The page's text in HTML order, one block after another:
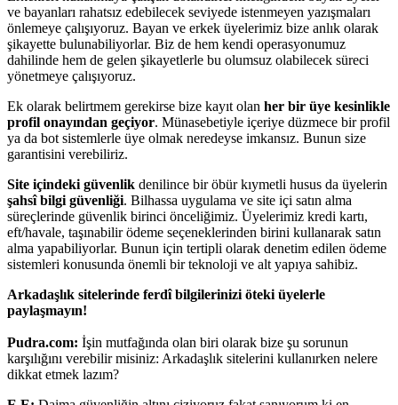
ve bayanları rahatsız edebilecek seviyede istenmeyen yazışmaları
önlemeye çalışıyoruz. Bayan ve erkek üyelerimiz bize anlık olarak
şikayette bulunabiliyorlar. Biz de hem kendi operasyonumuz
dahilinde hem de gelen şikayetlerle bu olumsuz olabilecek süreci
yönetmeye çalışıyoruz.
Ek olarak belirtmem gerekirse bize kayıt olan her bir üye kesinlikle
profil onayından geçiyor. Münasebetiyle içeriye düzmece bir profil
ya da bot sistemlerle üye olmak neredeyse imkansız. Bunun size
garantisini verebiliriz.
Site içindeki güvenlik denilince bir öbür kıymetli husus da üyelerin
şahsî bilgi güvenliği. Bilhassa uygulama ve site içi satın alma
süreçlerinde güvenlik birinci önceliğimiz. Üyelerimiz kredi kartı,
eft/havale, taşınabilir ödeme seçeneklerinden birini kullanarak satın
alma yapabiliyorlar. Bunun için tertipli olarak denetim edilen ödeme
sistemleri konusunda önemli bir teknoloji ve alt yapıya sahibiz.
Arkadaşlık sitelerinde ferdî bilgilerinizi öteki üyelerle
paylaşmayın!
Pudra.com: İşin mutfağında olan biri olarak bize şu sorunun
karşılığını verebilir misiniz: Arkadaşlık sitelerini kullanırken nelere
dikkat etmek lazım?